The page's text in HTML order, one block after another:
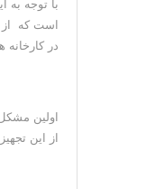
در
اولین
از این